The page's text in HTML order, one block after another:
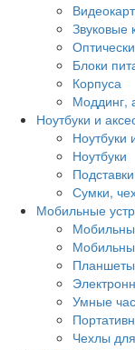
Звуковые
Блоки
Корпуса
Моддинг,
Ноутбуки и
Ноутбуки
Ноутбуки
Сумки,
Мобильные
Планшеты
Умные
Чехлы